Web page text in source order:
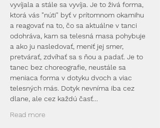
vyvíjala a stále sa vyvíja. Je to živá forma,
ktorá vás "núti" byť v prítomnom okamihu
a reagovať na to, čo sa aktuálne v tanci
odohráva, kam sa telesná masa pohybuje
a ako ju nasledovať, meniť jej smer,
pretvárať, zdvíhať sa s ňou a padať. Je to
tanec bez choreografie, neustále sa
meniaca forma v dotyku dvoch a viac
telesných más. Dotyk nevníma iba cez
dlane, ale cez každú časť…
Read more